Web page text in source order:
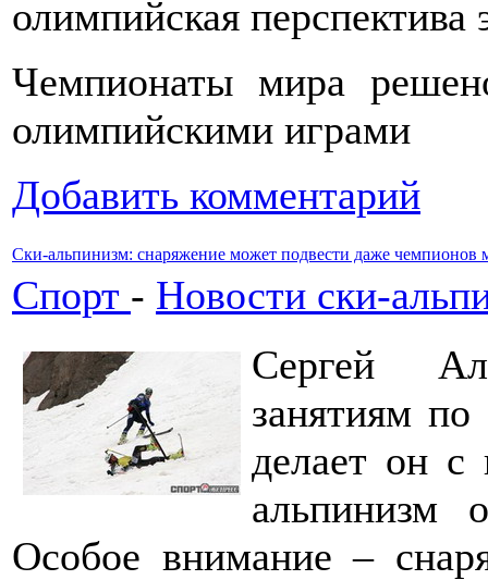
олимпийская перспектива
Чемпионаты мира
олимпийскими играми
Добавить комментарий
Ски-альпинизм: снаряжение может подвести даже чемпионов
Спорт - Новости ски-
Сергей
занятиям
делает он с
альпинизм
Особое внимание –